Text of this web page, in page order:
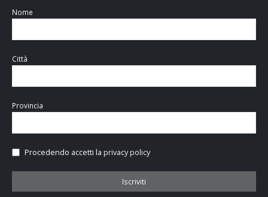
Nome
Città
Provincia
Procedendo accetti la privacy policy